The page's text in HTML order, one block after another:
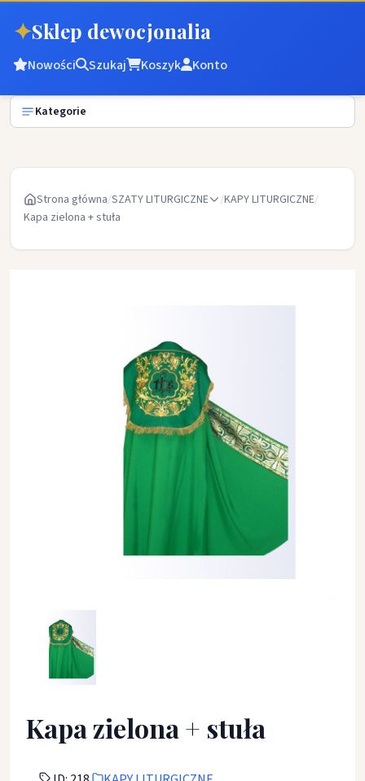
✦Sklep dewocjonalia
Nowości Szukaj Koszyk Konto
Kategorie
Strona główna/SZATY LITURGICZNE /KAPY LITURGICZNE/
Kapa zielona + stuła
Kapa zielona + stuła - KAPY LITURGICZNE - Kapa zielona
Kapa zielona + stuła